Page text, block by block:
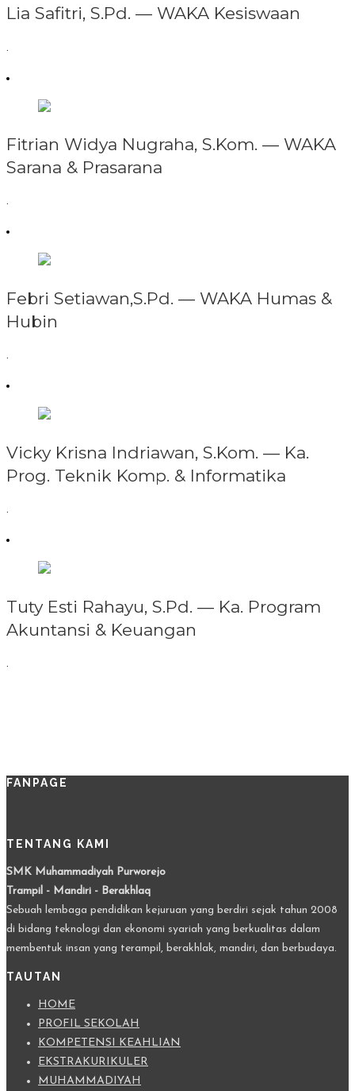
Lia Safitri, S.Pd. — WAKA Kesiswaan
.
Fitrian Widya Nugraha, S.Kom. — WAKA
Sarana & Prasarana
.
Febri Setiawan,S.Pd. — WAKA Humas &
Hubin
.
Vicky Krisna Indriawan, S.Kom. — Ka.
Prog. Teknik Komp. & Informatika
.
Tuty Esti Rahayu, S.Pd. — Ka. Program
Akuntansi & Keuangan
.
FANPAGE
TENTANG KAMI
SMK Muhammadiyah Purworejo
Trampil - Mandiri - Berakhlaq
Sebuah lembaga pendidikan kejuruan yang berdiri sejak tahun 2008
di bidang teknologi dan ekonomi syariah yang berkualitas dalam
membentuk insan yang terampil, berakhlak, mandiri, dan berbudaya.
TAUTAN
HOME
PROFIL SEKOLAH
KOMPETENSI KEAHLIAN
EKSTRAKURIKULER
MUHAMMADIYAH